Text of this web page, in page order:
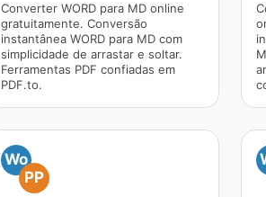
Converter WORD para MD online
gratuitamente. Conversão
instantânea WORD para MD com
simplicidade de arrastar e soltar.
Ferramentas PDF confiadas em
PDF.to.
Wo
PP